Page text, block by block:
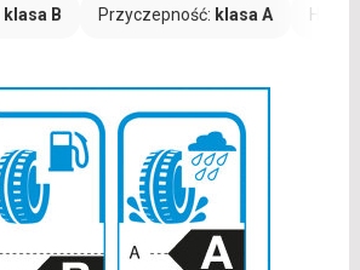
klasa B Przyczepność: klasa A Hałas: